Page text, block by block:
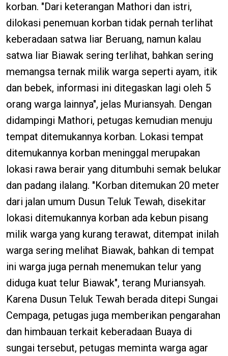
korban. "Dari keterangan Mathori dan istri,
dilokasi penemuan korban tidak pernah terlihat
keberadaan satwa liar Beruang, namun kalau
satwa liar Biawak sering terlihat, bahkan sering
memangsa ternak milik warga seperti ayam, itik
dan bebek, informasi ini ditegaskan lagi oleh 5
orang warga lainnya", jelas Muriansyah. Dengan
didampingi Mathori, petugas kemudian menuju
tempat ditemukannya korban. Lokasi tempat
ditemukannya korban meninggal merupakan
lokasi rawa berair yang ditumbuhi semak belukar
dan padang ilalang. "Korban ditemukan 20 meter
dari jalan umum Dusun Teluk Tewah, disekitar
lokasi ditemukannya korban ada kebun pisang
milik warga yang kurang terawat, ditempat inilah
warga sering melihat Biawak, bahkan di tempat
ini warga juga pernah menemukan telur yang
diduga kuat telur Biawak", terang Muriansyah.
Karena Dusun Teluk Tewah berada ditepi Sungai
Cempaga, petugas juga memberikan pengarahan
dan himbauan terkait keberadaan Buaya di
sungai tersebut, petugas meminta warga agar